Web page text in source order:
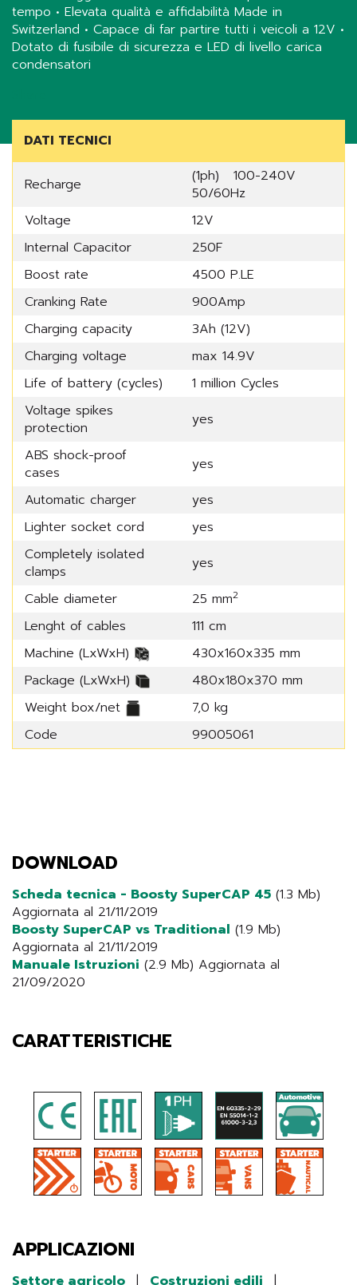
tempo • Elevata qualità e affidabilità Made in
Switzerland • Capace di far partire tutti i veicoli a 12V •
Dotato di fusibile di sicurezza e LED di livello carica
condensatori
DATI TECNICI
Recharge
(1ph) 100-240V
50/60Hz
Voltage
12V
Internal Capacitor
250F
Boost rate
4500 P.LE
Cranking Rate
900Amp
Charging capacity
3Ah (12V)
Charging voltage
max 14.9V
Life of battery (cycles)
1 million Cycles
Voltage spikes
protection
yes
ABS shock-proof
cases
yes
Automatic charger
yes
Lighter socket cord
yes
Completely isolated
clamps
yes
Cable diameter
25 mm2
Lenght of cables
111 cm
Machine (LxWxH)
430x160x335 mm
Package (LxWxH)
480x180x370 mm
Weight box/net
7,0 kg
Code
99005061
DOWNLOAD
Scheda tecnica - Boosty SuperCAP 45 (1.3 Mb)
Aggiornata al 21/11/2019
Boosty SuperCAP vs Traditional (1.9 Mb)
Aggiornata al 21/11/2019
Manuale Istruzioni (2.9 Mb) Aggiornata al
21/09/2020
CARATTERISTICHE
APPLICAZIONI